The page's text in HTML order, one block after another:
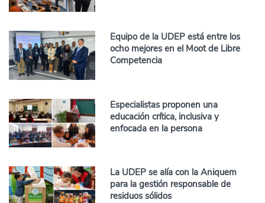
Equipo de la UDEP está entre los
ocho mejores en el Moot de Libre
Competencia
Especialistas proponen una
educación crítica, inclusiva y
enfocada en la persona
La UDEP se alía con la Aniquem
para la gestión responsable de
residuos sólidos